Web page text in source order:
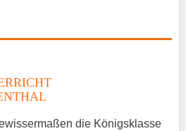
die Königsklasse